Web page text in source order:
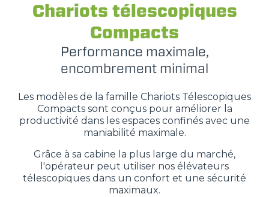
Chariots télescopiques
Compacts
Performance maximale,
encombrement minimal
Les modèles de la famille Chariots Télescopiques
Compacts sont conçus pour améliorer la
productivité dans les espaces confinés avec une
maniabilité maximale.
Grâce à sa cabine la plus large du marché,
l'opérateur peut utiliser nos élévateurs
télescopiques dans un confort et une sécurité
maximaux.